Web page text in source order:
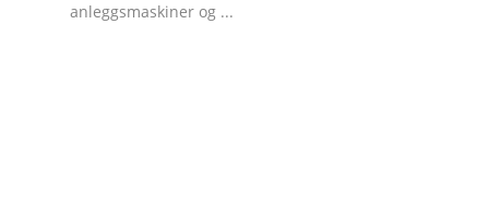
anleggsmaskiner og ...